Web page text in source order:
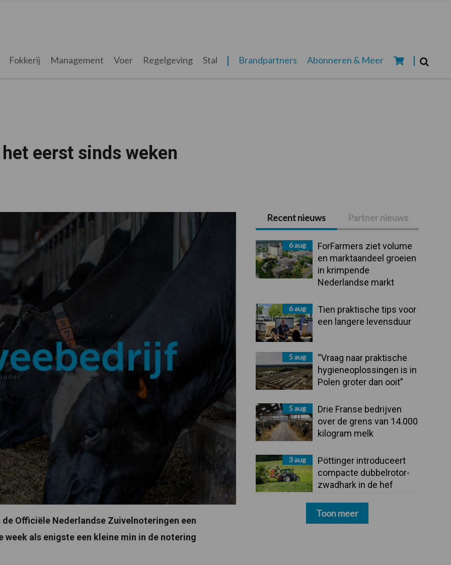
Fokkerij Management Voer Regelgeving Stal Brandpartners Abonneren & Meer
eerst sinds weken
Officiële Nederlandse Zuivelnoteringen een
als enigste een kleine min in de notering
Primaire
Sidebar
Recent nieuws Partner nieuws
6 aug
ForFarmers ziet volume
en marktaandeel groeien
in krimpende
Nederlandse markt
6 aug
Tien praktische tips voor
een langere levensduur
5 aug
“Vraag naar praktische
hygieneoplossingen is in
Polen groter dan ooit”
5 aug
Drie Franse bedrijven
over de grens van 14.000
kilogram melk
3 aug
Pöttinger introduceert
compacte dubbelrotor-
zwadhark in de hef
Toon meer